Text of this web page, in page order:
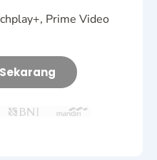
Prime Video